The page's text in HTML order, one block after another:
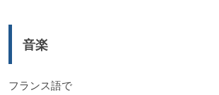
音楽
フランス語で